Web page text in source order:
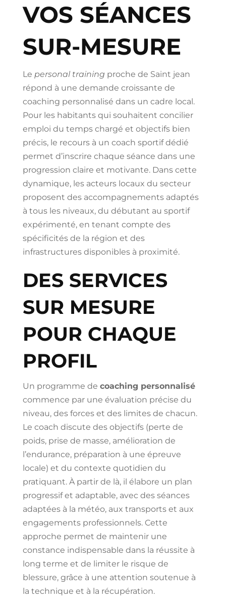
VOS SÉANCES
SUR-MESURE
Le personal training proche de Saint jean
répond à une demande croissante de
coaching personnalisé dans un cadre local.
Pour les habitants qui souhaitent concilier
emploi du temps chargé et objectifs bien
précis, le recours à un coach sportif dédié
permet d’inscrire chaque séance dans une
progression claire et motivante. Dans cette
dynamique, les acteurs locaux du secteur
proposent des accompagnements adaptés
à tous les niveaux, du débutant au sportif
expérimenté, en tenant compte des
spécificités de la région et des
infrastructures disponibles à proximité.
DES SERVICES
SUR MESURE
POUR CHAQUE
PROFIL
Un programme de coaching personnalisé
commence par une évaluation précise du
niveau, des forces et des limites de chacun.
Le coach discute des objectifs (perte de
poids, prise de masse, amélioration de
l’endurance, préparation à une épreuve
locale) et du contexte quotidien du
pratiquant. À partir de là, il élabore un plan
progressif et adaptable, avec des séances
adaptées à la météo, aux transports et aux
engagements professionnels. Cette
approche permet de maintenir une
constance indispensable dans la réussite à
long terme et de limiter le risque de
blessure, grâce à une attention soutenue à
la technique et à la récupération.